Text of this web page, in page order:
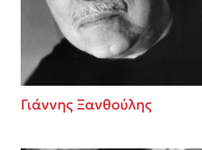
Γιάννης Ξανθούλης